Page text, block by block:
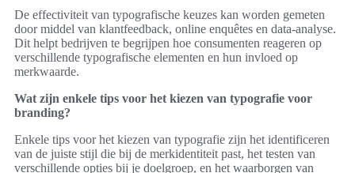
De effectiviteit van typografische keuzes kan worden gemeten
door middel van klantfeedback, online enquêtes en data-analyse.
Dit helpt bedrijven te begrijpen hoe consumenten reageren op
verschillende typografische elementen en hun invloed op
merkwaarde.
Wat zijn enkele tips voor het kiezen van typografie voor
branding?
Enkele tips voor het kiezen van typografie zijn het identificeren
van de juiste stijl die bij de merkidentiteit past, het testen van
verschillende opties bij je doelgroep, en het waarborgen van